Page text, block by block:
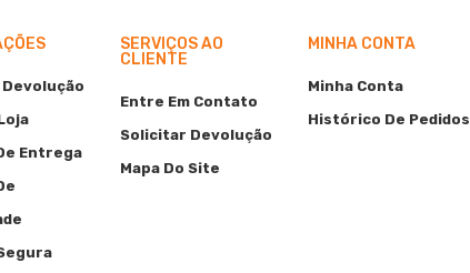
Devolução
Entrega
SERVIÇOS AO
CLIENTE
Entre Em Contato
Solicitar Devolução
Mapa Do Site
MINHA CONTA
Minha Conta
Histórico De Pedidos